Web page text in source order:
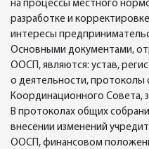
на процессы местного
разработке и
интересы
Основными документами,
ООСП, являются: устав,
о деятельности, протоколы
Координационного Совета,
В протоколах общих
внесении изменений
ООСП, финансовом